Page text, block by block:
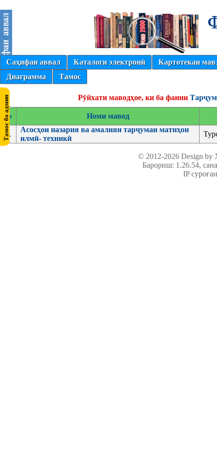
Саҳифаи аввал Каталоги электронӣ
Картотекаи
Диаграмма
Тамос
Рӯйхати маводҳое, ки ба фанни
№ Номи мавод
1.
Асосҳои назария ва амалияи тарҷумаи матнҳои
илмӣ- техникӣ
© 2012-2026 Design
Барориш: 1.26.54,
IP